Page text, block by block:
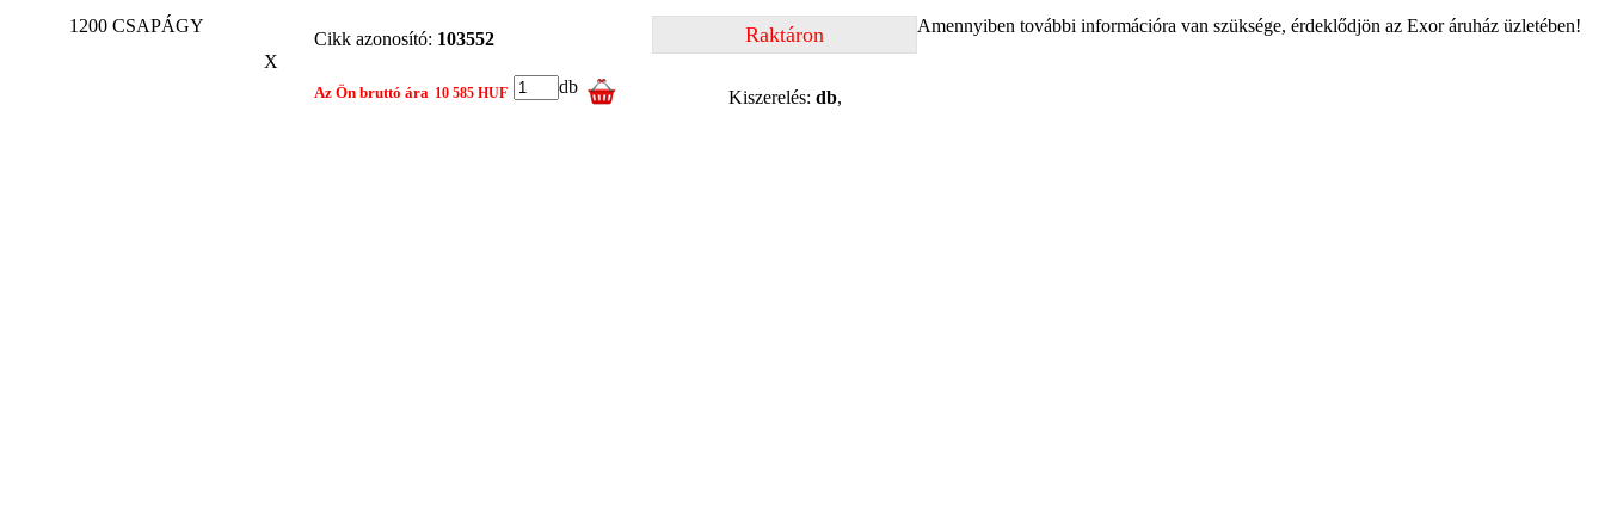
X
1200 CSAPÁGY
Cikk azonosító: 103552 Raktáron
Az Ön bruttó ára 10 585 HUF db
Kiszerelés: db,
Amennyiben további információra van szüksége, érdeklődjön az Exor áruház üzletében!